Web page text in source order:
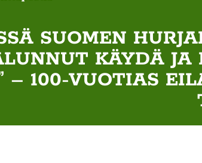
SUOMEN
KÄYDÄ
– 100-VUOTIAS